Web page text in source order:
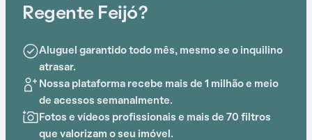
estratégica, próxima a Escola Paulista de Vigilantes,
de Saúde Campinas, Microcamp e Real Sociedade
Portuguesa de Beneficência.
Regente Feijó?
Aluguel garantido todo mês, mesmo se o inquilino
atrasar.
Nossa plataforma recebe mais de 1 milhão e meio
de acessos semanalmente.
Fotos e vídeos profissionais e mais de 70 filtros
que valorizam o seu imóvel.